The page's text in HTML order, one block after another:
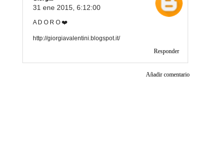
31 ene 2015, 6:12:00
A D O R O ❤️
http://giorgiavalentini.blogspot.it/
Responder
Añadir comentario